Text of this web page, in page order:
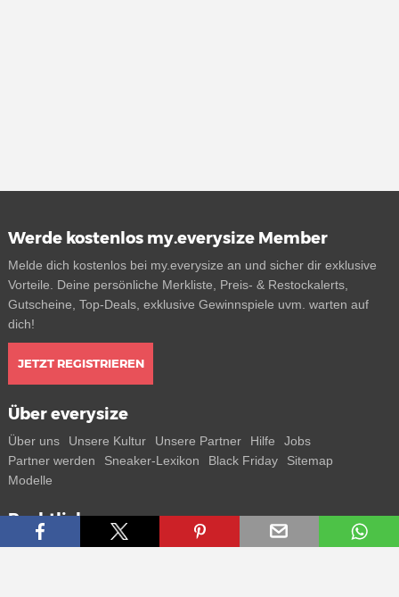
Werde kostenlos my.everysize Member
Melde dich kostenlos bei my.everysize an und sicher dir exklusive
Vorteile. Deine persönliche Merkliste, Preis- & Restockalerts,
Gutscheine, Top-Deals, exklusive Gewinnspiele uvm. warten auf
dich!
JETZT REGISTRIEREN
Über everysize
Über uns Unsere Kultur Unsere Partner Hilfe
Jobs
Partner werden
Sneaker-Lexikon Black Friday
Sitemap
Modelle
Rechtliches
AGB Datenschutz Impressum Kontakt